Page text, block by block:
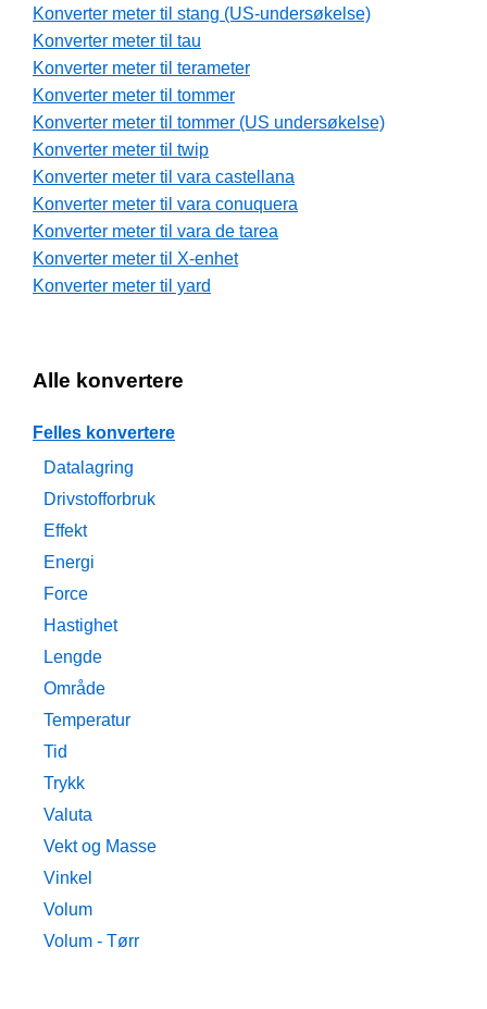
Konverter meter til stang (US-undersøkelse)
Konverter meter til tau
Konverter meter til terameter
Konverter meter til tommer
Konverter meter til tommer (US undersøkelse)
Konverter meter til twip
Konverter meter til vara castellana
Konverter meter til vara conuquera
Konverter meter til vara de tarea
Konverter meter til X-enhet
Konverter meter til yard
Alle konvertere
Felles konvertere
Datalagring
Drivstofforbruk
Effekt
Energi
Force
Hastighet
Lengde
Område
Temperatur
Tid
Trykk
Valuta
Vekt og Masse
Vinkel
Volum
Volum - Tørr